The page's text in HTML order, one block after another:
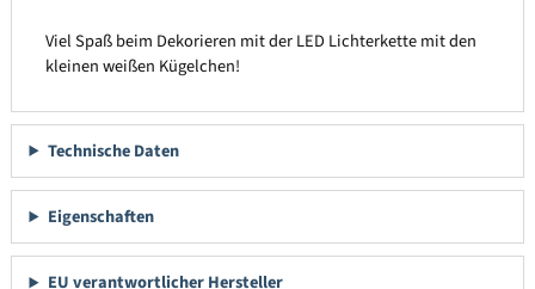
Viel Spaß beim Dekorieren mit der LED Lichterkette mit den
kleinen weißen Kügelchen!
Technische Daten
Eigenschaften
EU verantwortlicher Hersteller